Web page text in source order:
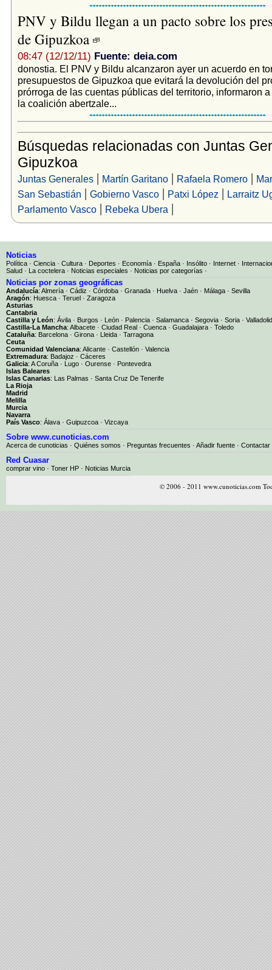
PNV y Bildu llegan a un pacto sobre los
de Gipuzkoa
08:47 (12/12/11) Fuente: deia.com
donostia. El PNV y Bildu alcanzaron ayer un acuerdo en
presupuestos de Gipuzkoa que evitará la devolución del
prórroga de las cuentas públicas del territorio, informaron
la coalición abertzale...
Búsquedas relacionadas con Juntas
Gipuzkoa
Juntas Generales| Martín Garitano| Rafaela Romero|
San Sebastián | Gobierno Vasco| Patxi López | Larraitz
Parlamento Vasco| Rebeka Ubera |
Noticias
Política · Ciencia · Cultura · Deportes · Economía · España · Insólito · Internet ·
Salud · La coctelera · Noticias especiales · Noticias por categorías ·
Noticias por zonas geográficas
Andalucía: Almería · Cádiz · Córdoba · Granada · Huelva · Jaén · Málaga · Sevilla
Aragón: Huesca · Teruel · Zaragoza
Asturias
Cantabria
Castilla y León: Ávila · Burgos · León · Palencia · Salamanca · Segovia · Soria · Valladolid
Castilla-La Mancha: Albacete · Ciudad Real · Cuenca · Guadalajara · Toledo
Cataluña: Barcelona · Girona · Lleida · Tarragona
Ceuta
Comunidad Valenciana: Alicante · Castellón · Valencia
Extremadura: Badajoz · Cáceres
Galicia: A Coruña · Lugo · Ourense · Pontevedra
Islas Baleares
Islas Canarias: Las Palmas · Santa Cruz De Tenerife
La Rioja
Madrid
Melilla
Murcia
Navarra
País Vasco: Álava · Guipuzcoa · Vizcaya
Sobre www.cunoticias.com
Acerca de cunoticias · Quiénes somos · Preguntas frecuentes · Añadir fuente · Contactar
Red Cuasar
comprar vino · Toner HP · Noticias Murcia
© 2006 - 2011 www.cunoticias.com